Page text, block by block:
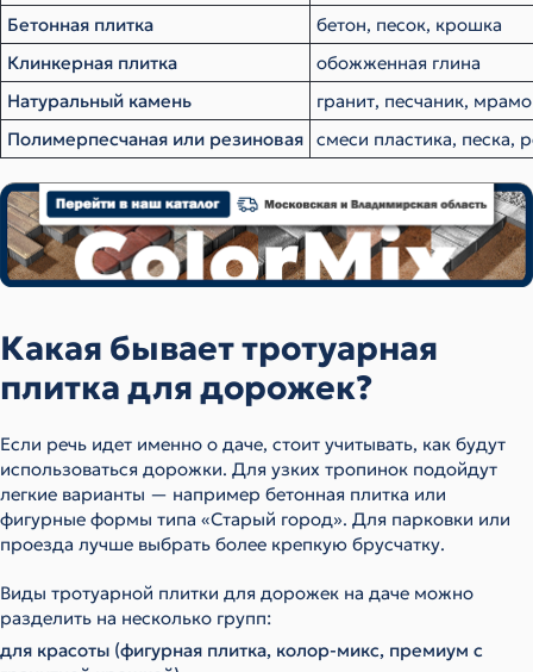
Бетонная плитка
бетон, песок, крошка
Клинкерная плитка
обожженная глина
Натуральный камень
гранит, песчаник,
Полимерпесчаная или резиновая смеси пластика, песка,
Какая бывает тротуарная
плитка для дорожек?
Если речь идет именно о даче, стоит учитывать, как будут
использоваться дорожки. Для узких тропинок подойдут
легкие варианты — например бетонная плитка или
фигурные формы типа «Старый город». Для парковки или
проезда лучше выбрать более крепкую брусчатку.
Виды тротуарной плитки для дорожек на даче можно
разделить на несколько групп:
для красоты (фигурная плитка, колор-микс, премиум с